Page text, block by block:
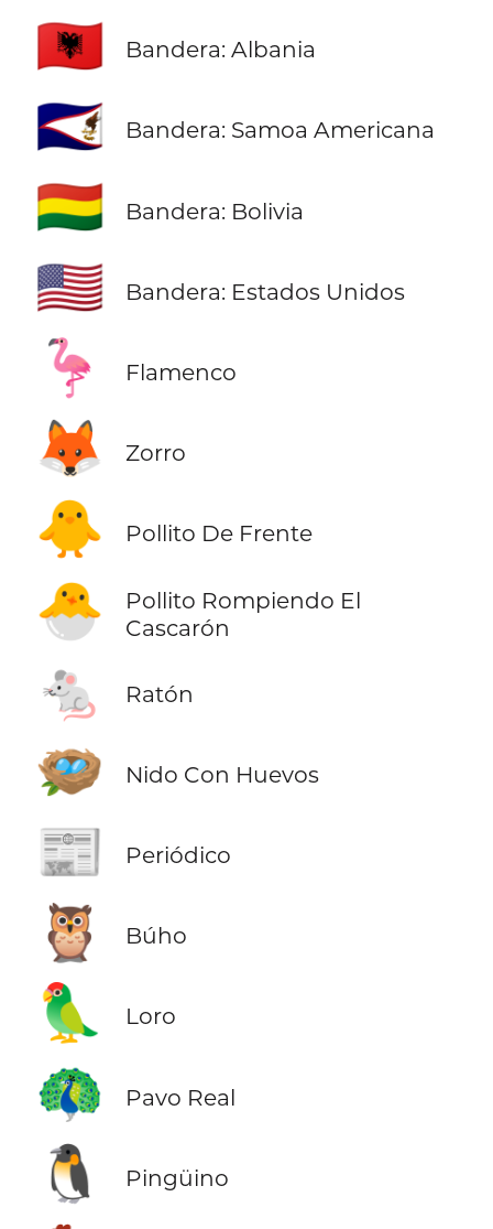
🇦🇱 Bandera: Albania
🇦🇸 Bandera: Samoa Americana
🇧🇴 Bandera: Bolivia
🇺🇸 Bandera: Estados Unidos
🦩 Flamenco
🦊 Zorro
🐥 Pollito De Frente
🐣
Pollito Rompiendo El
Cascarón
🐁 Ratón
🪺 Nido Con Huevos
📰 Periódico
🦉 Búho
🦜 Loro
🦚 Pavo Real
🐧 Pingüino